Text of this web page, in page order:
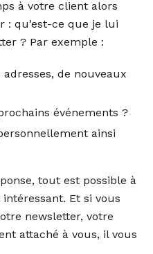
à votre client alors
: qu’est-ce que je lui
? Par exemple :
de nouveaux
événements ?
ainsi
tout est possible à
Et si vous
newsletter, votre
attaché à vous, il vous